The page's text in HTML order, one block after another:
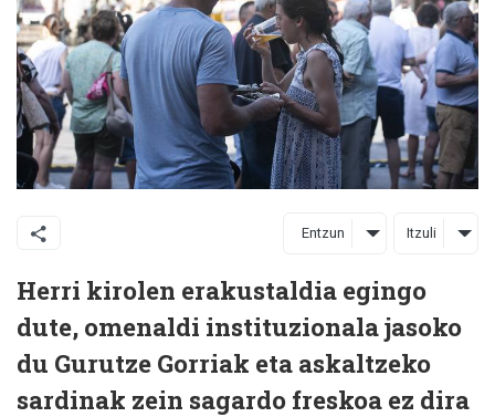
Entzun Itzuli
Herri kirolen erakustaldia egingo
dute, omenaldi instituzionala jasoko
du Gurutze Gorriak eta askaltzeko
sardinak zein sagardo freskoa ez dira